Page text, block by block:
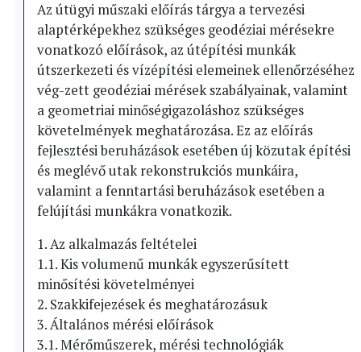
Az útügyi műszaki előírás tárgya a tervezési
alaptérképekhez szükséges geodéziai mérésekre
vonatkozó előírások, az útépítési munkák
útszerkezeti és vízépítési elemeinek ellenőrzéséhez
vég-zett geodéziai mérések szabályainak, valamint
a geometriai minőségigazoláshoz szükséges
követelmények meghatározása. Ez az előírás
fejlesztési beruházások esetében új közutak építési
és meglévő utak rekonstrukciós munkáira,
valamint a fenntartási beruházások esetében a
felújítási munkákra vonatkozik.
1. Az alkalmazás feltételei
1.1. Kis volumenű munkák egyszerűsített
minősítési követelményei
2. Szakkifejezések és meghatározásuk
3. Általános mérési előírások
3.1. Mérőműszerek, mérési technológiák